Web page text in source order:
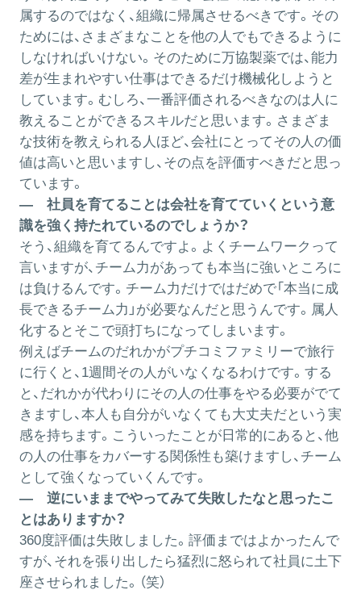
属するのではなく、組織に帰属させるべきです。その
ためには、さまざまなことを他の人でもできるように
しなければいけない。そのために万協製薬では、能力
差が生まれやすい仕事はできるだけ機械化しようと
しています。むしろ、一番評価されるべきなのは人に
教えることができるスキルだと思います。さまざま
な技術を教えられる人ほど、会社にとってその人の価
値は高いと思いますし、その点を評価すべきだと思っ
ています。
― 社員を育てることは会社を育てていくという意
識を強く持たれているのでしょうか？
そう、組織を育てるんですよ。よくチームワークって
言いますが、チーム力があっても本当に強いところに
は負けるんです。チーム力だけではだめで「本当に成
長できるチーム力」が必要なんだと思うんです。属人
化するとそこで頭打ちになってしまいます。
例えばチームのだれかがプチコミファミリーで旅行
に行くと、1週間その人がいなくなるわけです。する
と、だれかが代わりにその人の仕事をやる必要がでて
きますし、本人も自分がいなくても大丈夫だという実
感を持ちます。こういったことが日常的にあると、他
の人の仕事をカバーする関係性も築けますし、チーム
として強くなっていくんです。
― 逆にいままでやってみて失敗したなと思ったこ
とはありますか？
360度評価は失敗しました。評価まではよかったんで
すが、それを張り出したら猛烈に怒られて社員に土下
座させられました。（笑）